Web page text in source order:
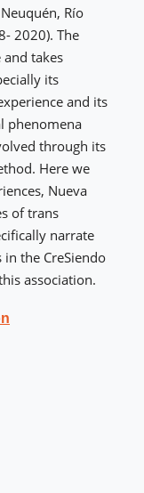
Río
2020). The
takes
its
and its
phenomena
through its
Here we
Nueva
of trans
narrate
the CreSiendo
association.